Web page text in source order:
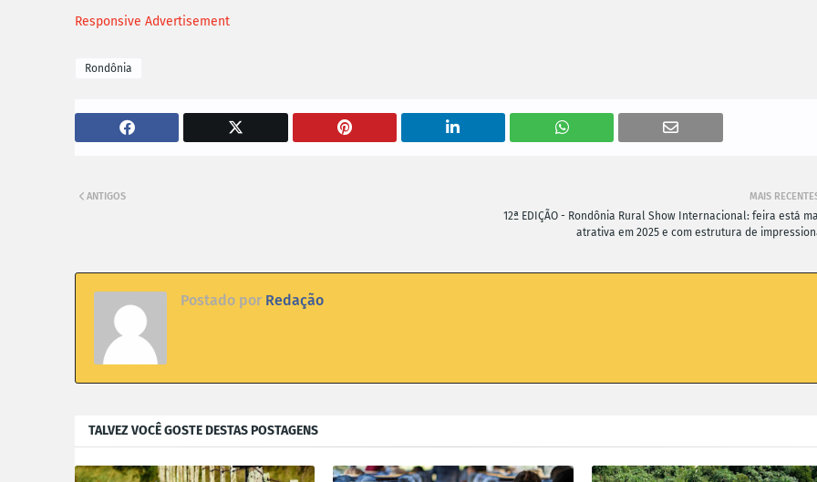
Responsive Advertisement
Rondônia
MAIS
12ª EDIÇÃO - Rondônia Rural Show Internacional: feira está
atrativa em 2025 e com estrutura de
ANTIGOS
Postado por Redação
TALVEZ VOCÊ GOSTE DESTAS POSTAGENS